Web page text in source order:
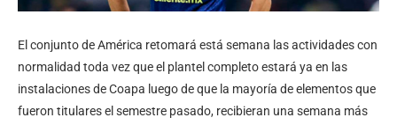
El conjunto de América retomará está semana las actividades con
normalidad toda vez que el plantel completo estará ya en las
instalaciones de Coapa luego de que la mayoría de elementos que
fueron titulares el semestre pasado, recibieran una semana más